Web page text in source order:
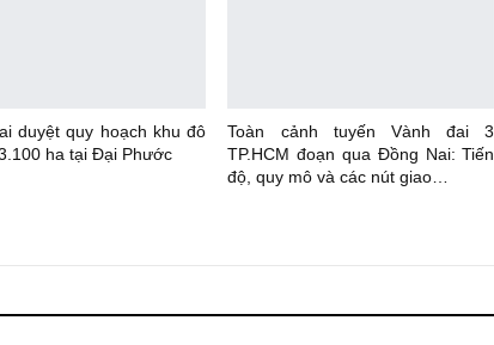
duyệt quy hoạch khu đô
ha tại Đại Phước
Toàn cảnh tuyến Vành đai 3
TP.HCM đoạn qua Đồng Nai: Tiến
độ, quy mô và các nút giao…